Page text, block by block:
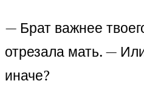
— Брат важнее
отрезала мать. —
иначе?